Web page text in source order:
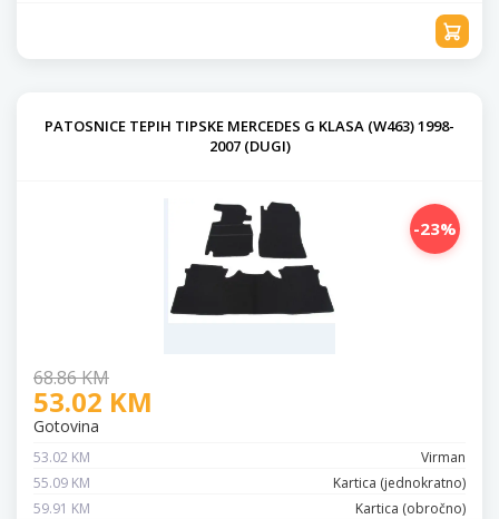
PATOSNICE TEPIH TIPSKE MERCEDES G KLASA (W463) 1998-
2007 (DUGI)
-23%
68.86 KM
53.02 KM
Gotovina
53.02 KM
Virman
55.09 KM
Kartica (jednokratno)
59.91 KM
Kartica (obročno)